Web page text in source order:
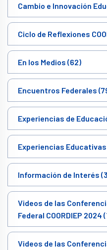
Cambio e Innovación
Ciclo de Reflexiones
En los Medios (62)
Encuentros Federales
Experiencias de
Experiencias
Información de Interés
Videos de las
Federal COORDIEP 2024
Videos de las